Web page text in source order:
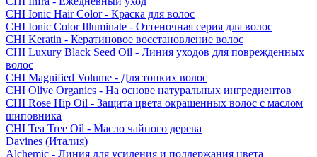
CHI Ionic Hair Color - Краска для волос
CHI Ionic Color Illuminate - Оттеночная серия для волос
CHI Keratin - Кератиновое восстановление волос
CHI Luxury Black Seed Oil - Линия уходов для поврежденных
волос
CHI Magnified Volume - Для тонких волос
CHI Olive Organics - На основе натуральных ингредиентов
CHI Rose Hip Oil - Защита цвета окрашенных волос с маслом
шиповника
CHI Tea Tree Oil - Масло чайного дерева
Davines (Италия)
Alchemic - Линия для усиления и поддержания цвета